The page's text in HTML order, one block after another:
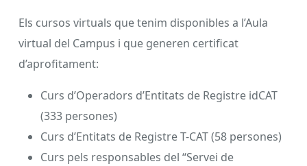
Els cursos virtuals que tenim disponibles a l’Aula
virtual del Campus i que generen certificat
d’aprofitament:
Curs d’Operadors d’Entitats de Registre idCAT
(333 persones)
Curs d’Entitats de Registre T-CAT (58 persones)
Curs pels responsables del “Servei de